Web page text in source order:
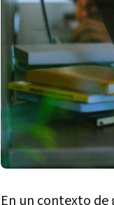
En un contexto